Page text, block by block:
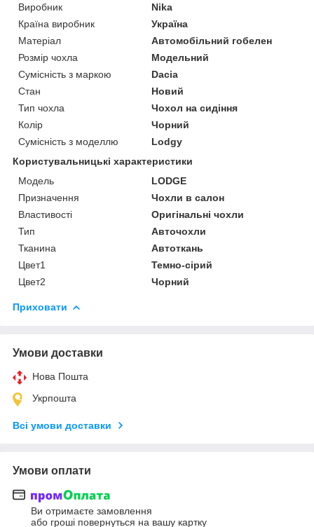
Виробник
Nika
Країна виробник
Україна
Матеріал
Автомобільний гобелен
Розмір чохла
Модельний
Сумісність з маркою
Dacia
Стан
Новий
Тип чохла
Чохол на сидіння
Колір
Чорний
Сумісність з моделлю
Lodgy
Користувальницькі характеристики
Мoдель
LODGE
Призначення
Чохли в салон
Властивості
Оригінальні чохли
Тип
Авточохли
Тканина
Автоткань
Цвет1
Темно-сірий
Цвет2
Чорний
Приховати
Умови доставки
Нова Пошта
Укрпошта
Всі умови доставки
Умови оплати
Ви отримаєте замовлення
або гроші повернуться на вашу картку